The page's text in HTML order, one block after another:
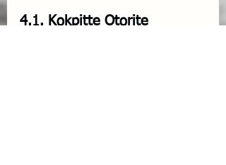
4.1. Kokpitte Otorite